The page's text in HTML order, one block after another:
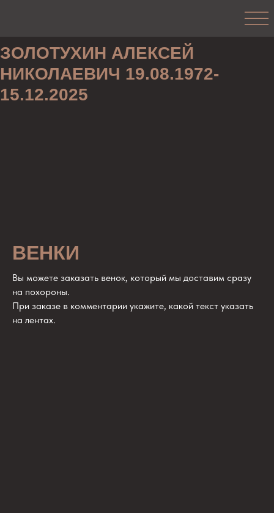
ЗОЛОТУХИН АЛЕКСЕЙ
НИКОЛАЕВИЧ 19.08.1972-
15.12.2025
ВЕНКИ
Вы можете заказать венок, который мы доставим сразу
на похороны.
При заказе в комментарии укажите, какой текст указать
на лентах.